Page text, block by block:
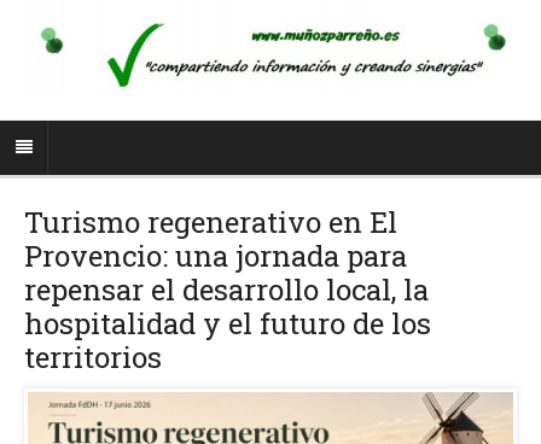
Turismo regenerativo en El
Provencio: una jornada para
repensar el desarrollo local, la
hospitalidad y el futuro de los
territorios